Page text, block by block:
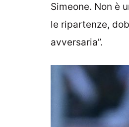
Simeone. Non è
le ripartenze,
avversaria”.